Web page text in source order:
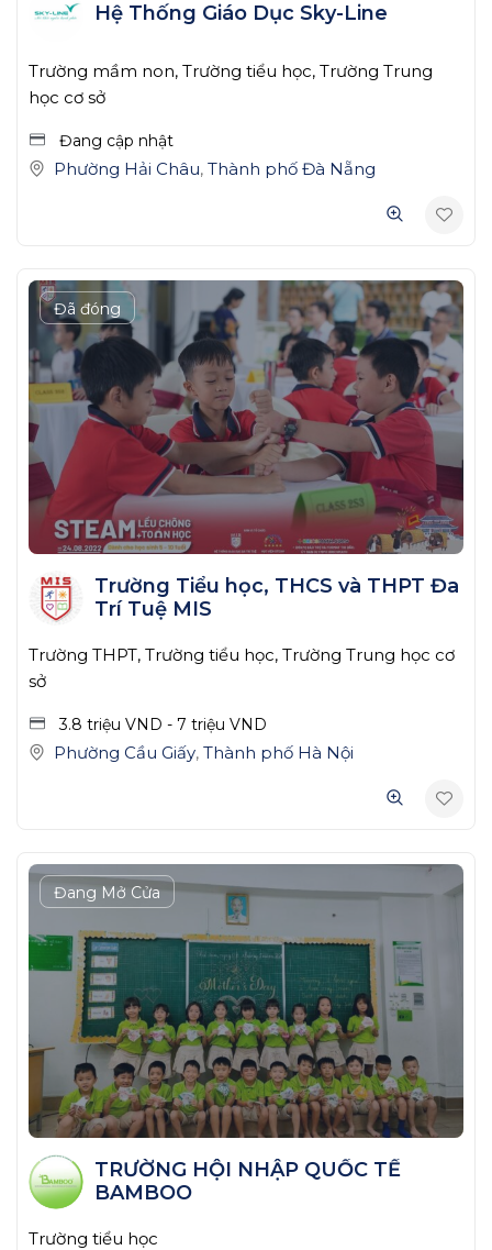
Hệ Thống Giáo Dục Sky-Line
Trường mầm non, Trường tiểu học, Trường Trung
học cơ sở
Đang cập nhật
Phường Hải Châu, Thành phố Đà Nẵng
Đã đóng
Trường Tiểu học, THCS và THPT Đa
Trí Tuệ MIS
Trường THPT, Trường tiểu học, Trường Trung học cơ
sở
3.8 triệu VND - 7 triệu VND
Phường Cầu Giấy, Thành phố Hà Nội
Đang Mở Cửa
TRƯỜNG HỘI NHẬP QUỐC TẾ
BAMBOO
Trường tiểu học